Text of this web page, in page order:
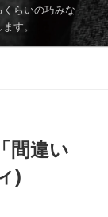
らいの巧みな
す。
間違い
)